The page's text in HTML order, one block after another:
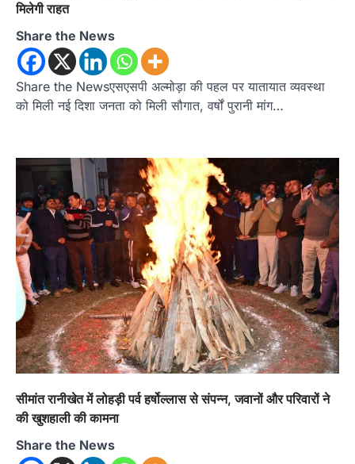
मिलेगी राहत
Share the News
Share the Newsएसएसपी अल्मोड़ा की पहल पर यातायात व्यवस्था
को मिली नई दिशा जनता को मिली सौगात, वर्षों पुरानी मांग…
सीमांत रानीखेत में लोहड़ी पर्व हर्षोल्लास से संपन्न, जवानों और परिवारों ने
की खुशहाली की कामना
Share the News
अल्मोड़ा उत्तराखण्ड